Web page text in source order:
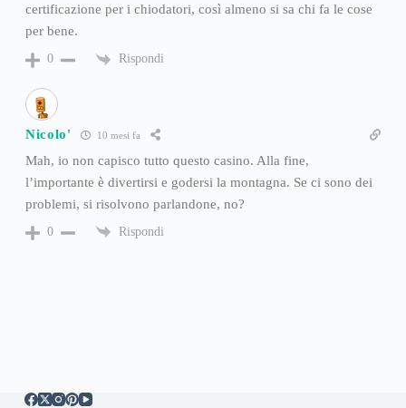
certificazione per i chiodatori, così almeno si sa chi fa le cose
per bene.
0 Rispondi
Nicolo' 10 mesi fa
Mah, io non capisco tutto questo casino. Alla fine,
l’importante è divertirsi e godersi la montagna. Se ci sono dei
problemi, si risolvono parlandone, no?
0 Rispondi